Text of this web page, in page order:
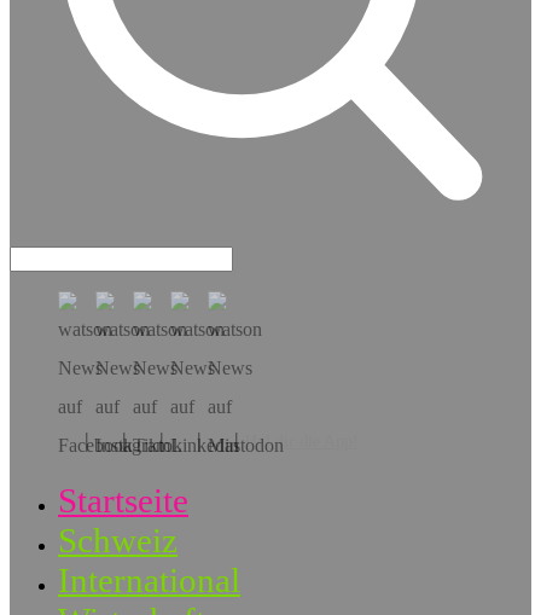
Hol dir die App!
Startseite
Schweiz
International